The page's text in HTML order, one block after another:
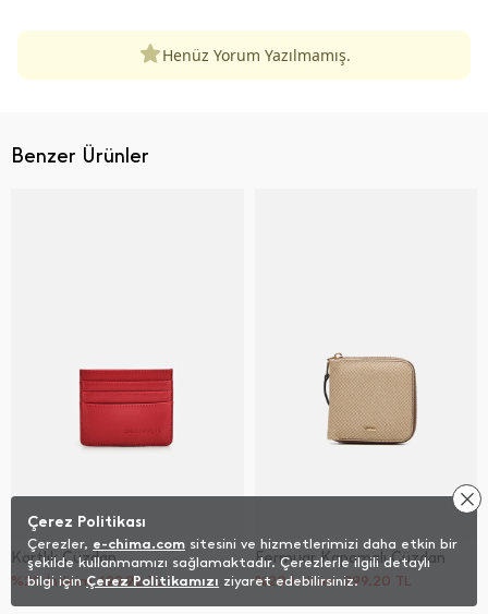
Henüz Yorum Yazılmamış.
Benzer Ürünler
Kartlık Cüzdan
%20 İndirim 199,92TL
Fermuar Kapamalı Cüzdan
%20 İndirim 399,20 TL
Çerez Politikası
Çerezler, e-chima.com sitesini ve hizmetlerimizi daha etkin bir
şekilde kullanmamızı sağlamaktadır. Çerezlerle ilgili detaylı
bilgi içinÇerez Politikamızı ziyaret edebilirsiniz.